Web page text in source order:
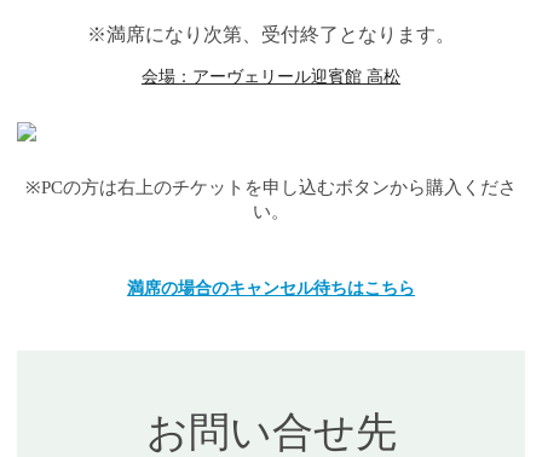
※満席になり次第、受付終了となります。
会場：アーヴェリール迎賓館 高松
※PCの方は右上のチケットを申し込むボタンから購入くださ
い。
満席の場合のキャンセル待ちはこちら
お問い合せ先